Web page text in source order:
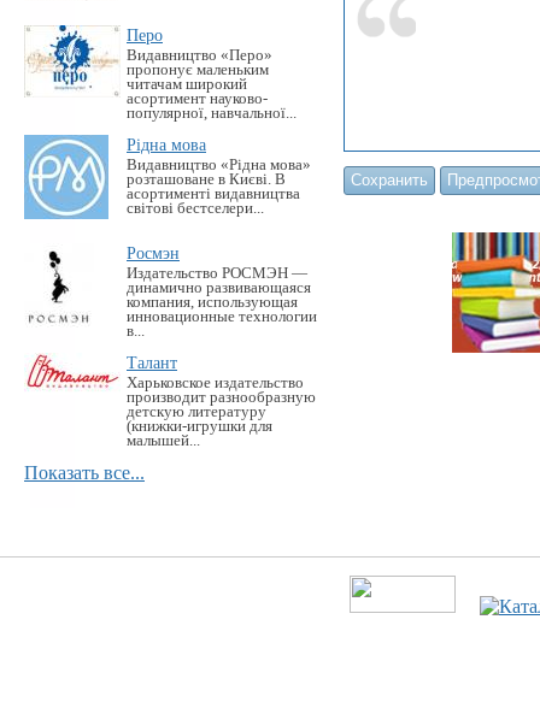
Перо
Видавництво «Перо»
пропонує маленьким
читачам широкий
асортимент науково-
популярної, навчальної...
Рідна мова
Видавництво «Рідна мова»
розташоване в Києві. В
асортименті видавництва
світові бестселери...
Росмэн
Издательство РОСМЭН —
динамично развивающаяся
компания, использующая
инновационные технологии
в...
Талант
Харьковское издательство
производит разнообразную
детскую литературу
(книжки-игрушки для
малышей...
Показать все...